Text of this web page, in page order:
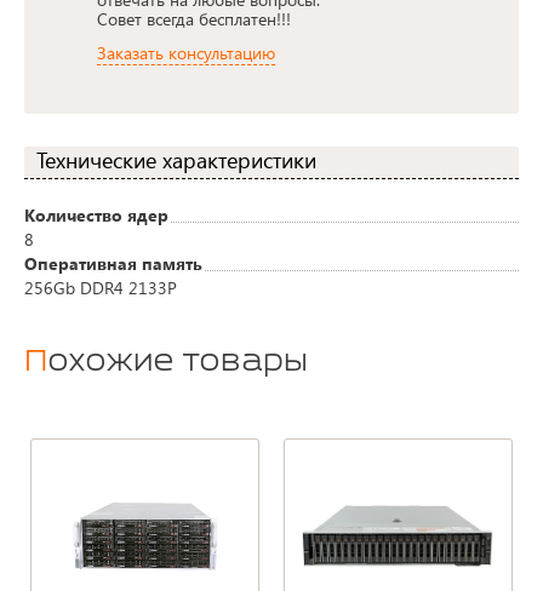
Совет всегда бесплатен!!!
Заказать консультацию
Технические характеристики
Количество ядер
8
Оперативная память
256Gb DDR4 2133P
Похожие товары